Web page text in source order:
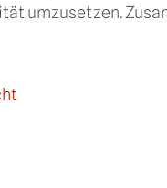
umzusetzen.